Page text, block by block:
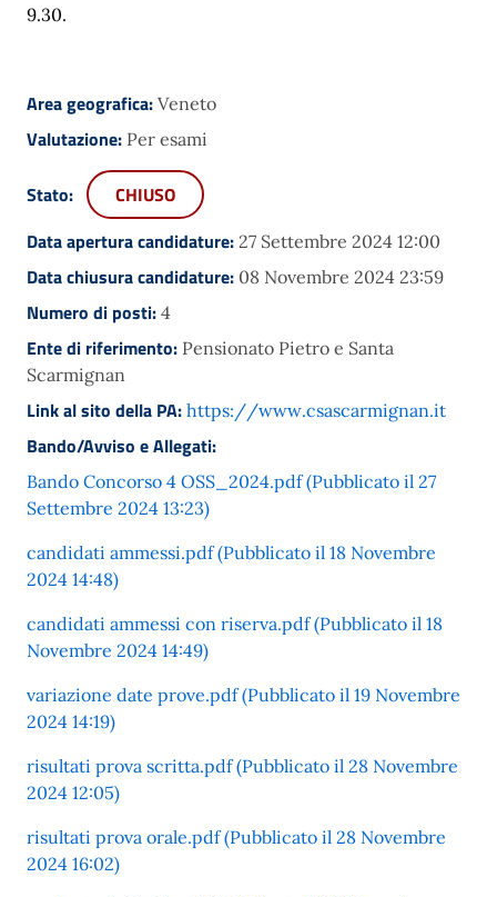
9.30.
Area geografica: Veneto
Valutazione: Per esami
Stato:
CHIUSO
Data apertura candidature: 27 Settembre 2024 12:00
Data chiusura candidature: 08 Novembre 2024 23:59
Numero di posti: 4
Ente di riferimento: Pensionato Pietro e Santa
Scarmignan
Link al sito della PA: https://www.csascarmignan.it
Bando/Avviso e Allegati:
Bando Concorso 4 OSS_2024.pdf (Pubblicato il 27
Settembre 2024 13:23)
candidati ammessi.pdf (Pubblicato il 18 Novembre
2024 14:48)
candidati ammessi con riserva.pdf (Pubblicato il 18
Novembre 2024 14:49)
variazione date prove.pdf (Pubblicato il 19 Novembre
2024 14:19)
risultati prova scritta.pdf (Pubblicato il 28 Novembre
2024 12:05)
risultati prova orale.pdf (Pubblicato il 28 Novembre
2024 16:02)